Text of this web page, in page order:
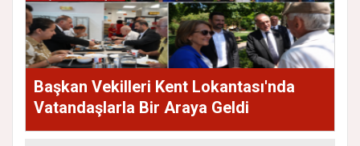
Başkan Vekilleri Kent Lokantası'nda
Vatandaşlarla Bir Araya Geldi